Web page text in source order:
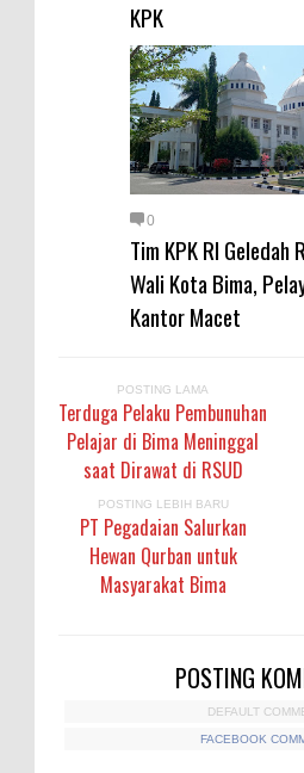
KPK
0
Tim KPK RI Geledah
Wali Kota Bima,
Kantor Macet
POSTING LAMA
Terduga Pelaku Pembunuhan
Pelajar di Bima Meninggal
saat Dirawat di RSUD
POSTING LEBIH BARU
PT Pegadaian Salurkan
Hewan Qurban untuk
Masyarakat Bima
POSTING
DEFAULT
FACEBOOK